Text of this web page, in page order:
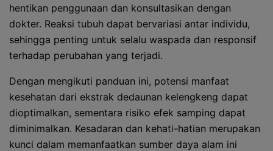
hentikan penggunaan dan konsultasikan dengan
dokter. Reaksi tubuh dapat bervariasi antar individu,
sehingga penting untuk selalu waspada dan responsif
terhadap perubahan yang terjadi.
Dengan mengikuti panduan ini, potensi manfaat
kesehatan dari ekstrak dedaunan kelengkeng dapat
dioptimalkan, sementara risiko efek samping dapat
diminimalkan. Kesadaran dan kehati-hatian merupakan
kunci dalam memanfaatkan sumber daya alam ini